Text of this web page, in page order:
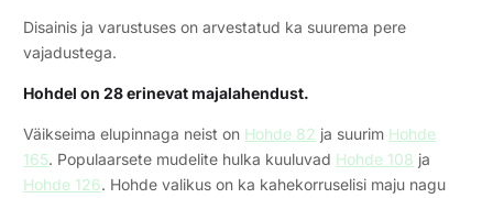
Disainis ja varustuses on arvestatud ka suurema pere
vajadustega.
Hohdel on 28 erinevat majalahendust.
Väikseima elupinnaga neist on Hohde 82 ja suurim Hohde
165. Populaarsete mudelite hulka kuuluvad Hohde 108 ja
Hohde 126. Hohde valikus on ka kahekorruselisi maju nagu